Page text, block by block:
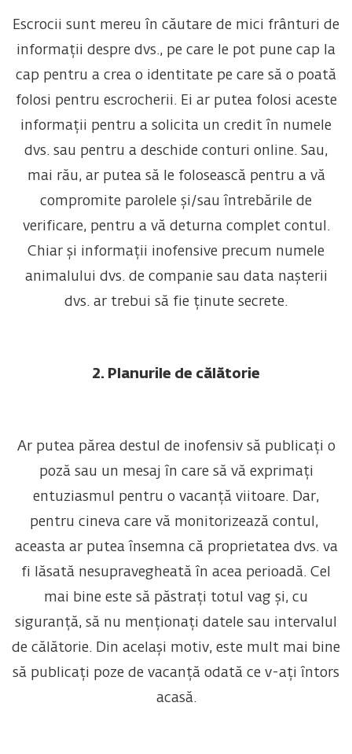
Escrocii sunt mereu în căutare de mici frânturi de
informații despre dvs., pe care le pot pune cap la
cap pentru a crea o identitate pe care să o poată
folosi pentru escrocherii. Ei ar putea folosi aceste
informații pentru a solicita un credit în numele
dvs. sau pentru a deschide conturi online. Sau,
mai rău, ar putea să le folosească pentru a vă
compromite parolele și/sau întrebările de
verificare, pentru a vă deturna complet contul.
Chiar și informații inofensive precum numele
animalului dvs. de companie sau data nașterii
dvs. ar trebui să fie ținute secrete.
2. Planurile de călătorie
Ar putea părea destul de inofensiv să publicați o
poză sau un mesaj în care să vă exprimați
entuziasmul pentru o vacanță viitoare. Dar,
pentru cineva care vă monitorizează contul,
aceasta ar putea însemna că proprietatea dvs. va
fi lăsată nesupravegheată în acea perioadă. Cel
mai bine este să păstrați totul vag și, cu
siguranță, să nu menționați datele sau intervalul
de călătorie. Din același motiv, este mult mai bine
să publicați poze de vacanță odată ce v-ați întors
acasă.